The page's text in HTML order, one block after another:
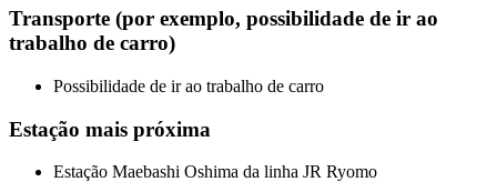
Transporte (por exemplo, possibilidade de ir ao
trabalho de carro)
Possibilidade de ir ao trabalho de carro
Estação mais próxima
Estação Maebashi Oshima da linha JR Ryomo